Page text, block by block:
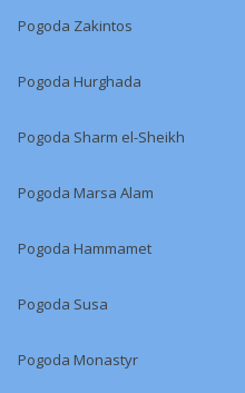
Pogoda Zakintos
Pogoda Hurghada
Pogoda Sharm el-Sheikh
Pogoda Marsa Alam
Pogoda Hammamet
Pogoda Susa
Pogoda Monastyr